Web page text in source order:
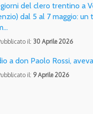
del clero trentino a
dal 5 al 7 maggio: un
il: 30 Aprile 2026
a don Paolo Rossi,
il: 9 Aprile 2026